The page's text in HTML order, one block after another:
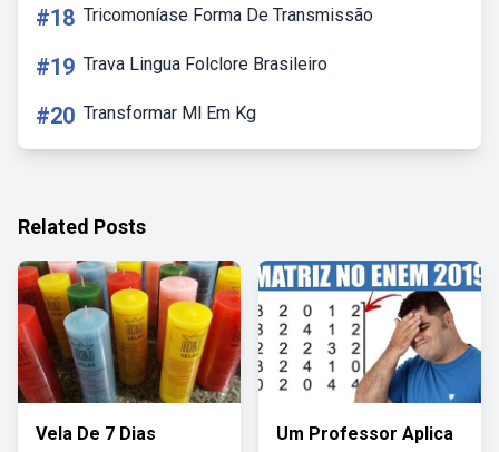
#18 Tricomoníase Forma De Transmissão
#19 Trava Lingua Folclore Brasileiro
#20 Transformar Ml Em Kg
Related Posts
Vela De 7 Dias
Um Professor Aplica